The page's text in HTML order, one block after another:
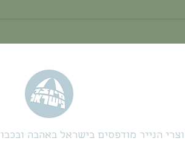
הנייר מודפסים בישראל באהבה